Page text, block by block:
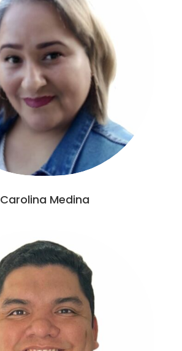
Carolina Medina